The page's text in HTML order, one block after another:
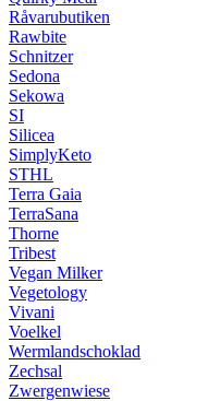
Råvarubutiken
Rawbite
Schnitzer
Sedona
Sekowa
SI
Silicea
SimplyKeto
STHL
Terra Gaia
TerraSana
Thorne
Tribest
Vegan Milker
Vegetology
Vivani
Voelkel
Wermlandschoklad
Zechsal
Zwergenwiese